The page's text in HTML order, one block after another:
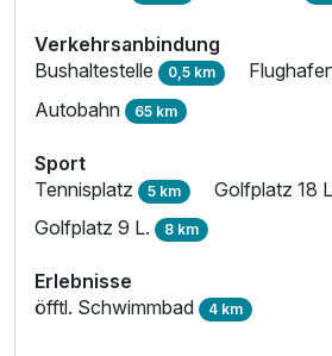
Verkehrsanbindung
Bushaltestelle 0,5 km
Autobahn 65 km
Sport
Tennisplatz 5 km Golfplatz 18
Golfplatz 9 L. 8 km
Erlebnisse
öfftl. Schwimmbad 4 km